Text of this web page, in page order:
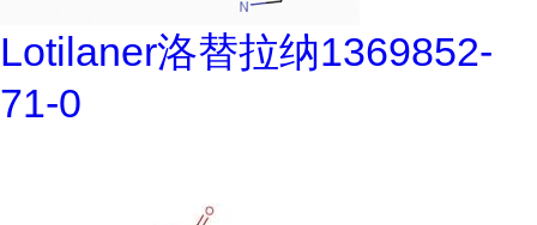
Lotilaner洛替拉纳1369852-
71-0